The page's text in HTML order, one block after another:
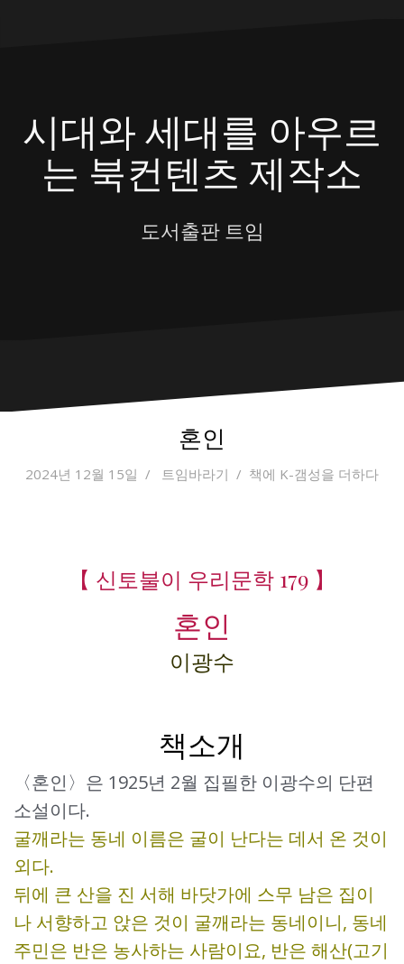
시대와 세대를 아우르
는 북컨텐츠 제작소
도서출판 트임
혼인
2024년 12월 15일 트임바라기 책에 K-갬성을 더하다
【 신토불이 우리문학 179 】
혼인
이광수
책소개
〈혼인〉은 1925년 2월 집필한 이광수의 단편
소설이다.
굴깨라는 동네 이름은 굴이 난다는 데서 온 것이
외다.
뒤에 큰 산을 진 서해 바닷가에 스무 남은 집이
나 서향하고 앉은 것이 굴깨라는 동네이니, 동네
주민은 반은 농사하는 사람이요, 반은 해산(고기